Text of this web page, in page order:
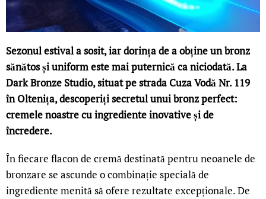
Sezonul estival a sosit, iar dorința de a obține un bronz
sănătos și uniform este mai puternică ca niciodată. La
Dark Bronze Studio, situat pe strada Cuza Vodă Nr. 119
în Oltenița, descoperiți secretul unui bronz perfect:
cremele noastre cu ingrediente inovative și de
încredere.
În fiecare flacon de cremă destinată pentru neoanele de
bronzare se ascunde o combinație specială de
ingrediente menită să ofere rezultate excepționale. De